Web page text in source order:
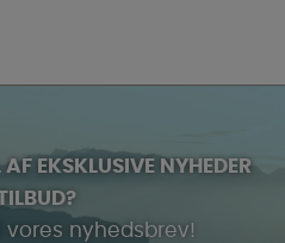
EKSKLUSIVE NYHEDER
vores nyhedsbrev!